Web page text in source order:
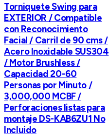
Torniquete Swing para
EXTERIOR / Compatible
con Reconocimiento
Facial / Carril de 90 cms /
Acero Inoxidable SUS304
/ Motor Brushless /
Capacidad 20-60
Personas por Minuto /
3,000,000 MCBF /
Perforaciones listas para
montaje DS-KAB6ZU1 No
Incluido